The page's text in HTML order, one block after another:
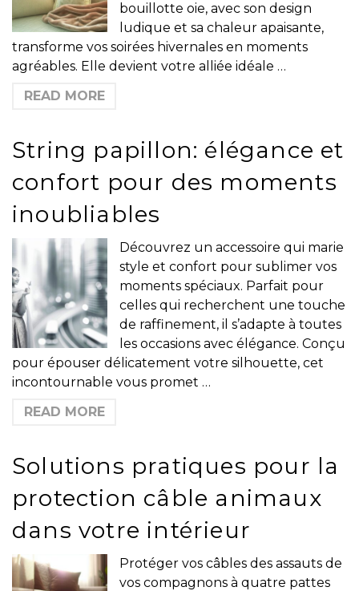
bouillotte oie, avec son design
ludique et sa chaleur apaisante,
transforme vos soirées hivernales en moments
agréables. Elle devient votre alliée idéale …
READ MORE
String papillon: élégance et
confort pour des moments
inoubliables
Découvrez un accessoire qui marie
style et confort pour sublimer vos
moments spéciaux. Parfait pour
celles qui recherchent une touche
de raffinement, il s’adapte à toutes
les occasions avec élégance. Conçu
pour épouser délicatement votre silhouette, cet
incontournable vous promet …
READ MORE
Solutions pratiques pour la
protection câble animaux
dans votre intérieur
Protéger vos câbles des assauts de
vos compagnons à quatre pattes